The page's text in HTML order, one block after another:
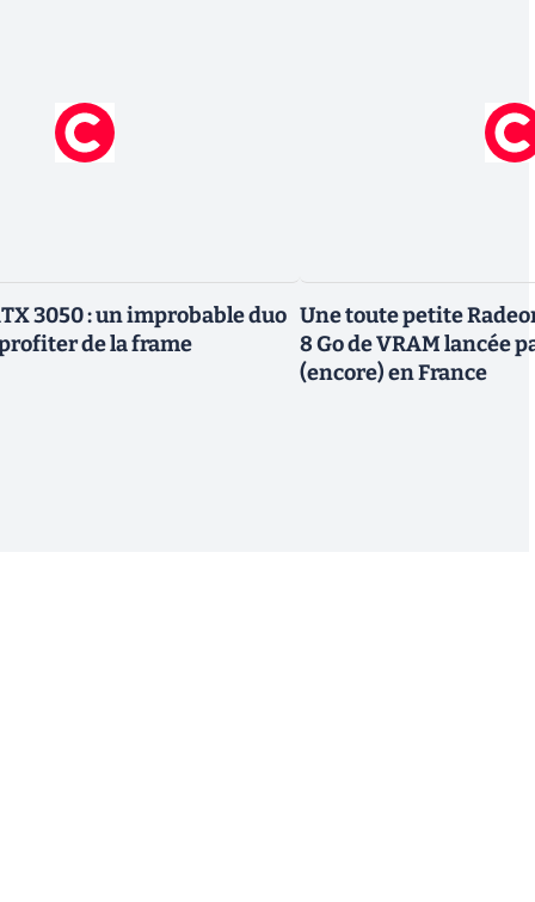
3050 : un improbable duo
de la frame
Une toute petite
8 Go de VRAM lancée
(encore) en France